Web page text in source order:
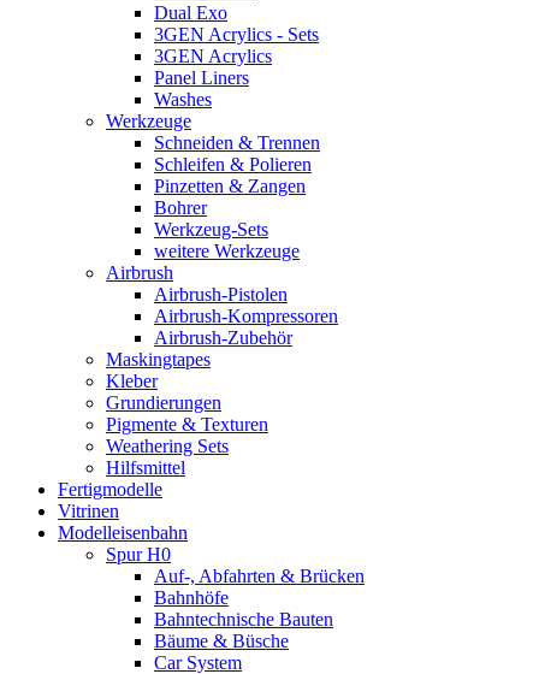
Dual Exo
3GEN Acrylics - Sets
3GEN Acrylics
Panel Liners
Washes
Werkzeuge
Schneiden & Trennen
Schleifen & Polieren
Pinzetten & Zangen
Bohrer
Werkzeug-Sets
weitere Werkzeuge
Airbrush
Airbrush-Pistolen
Airbrush-Kompressoren
Airbrush-Zubehör
Maskingtapes
Kleber
Grundierungen
Pigmente & Texturen
Weathering Sets
Hilfsmittel
Fertigmodelle
Vitrinen
Modelleisenbahn
Spur H0
Auf-, Abfahrten & Brücken
Bahnhöfe
Bahntechnische Bauten
Bäume & Büsche
Car System